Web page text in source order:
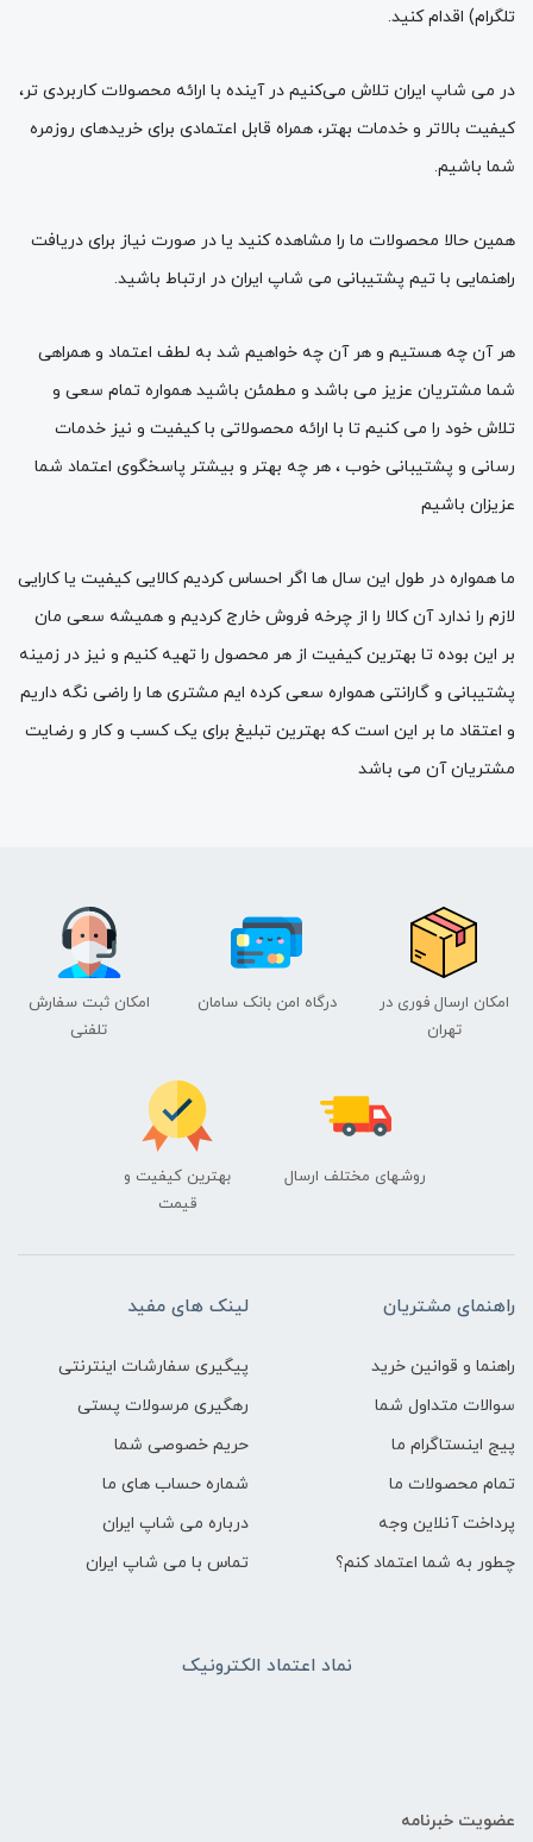
تلگرام) اقدام کنید.
در می شاپ ایران تلاش می‌کنیم در آینده با ارائه محصولات کاربردی‌ تر،
کیفیت بالاتر و خدمات بهتر، همراه قابل اعتمادی برای خریدهای روزمره
شما باشیم.
همین حالا محصولات ما را مشاهده کنید یا در صورت نیاز برای دریافت
راهنمایی با تیم پشتیبانی می شاپ ایران در ارتباط باشید.
هر آن چه هستیم و هر آن چه خواهیم شد به لطف اعتماد و همراهی
شما مشتریان عزیز می باشد و مطمئن باشید همواره تمام سعی و
تلاش خود را می کنیم تا با ارائه محصولاتی با کیفیت و نیز خدمات
رسانی و پشتیبانی خوب ، هر چه بهتر و بیشتر پاسخگوی اعتماد شما
عزیزان باشیم
ما همواره در طول این سال ها اگر احساس کردیم کالایی کیفیت یا کارایی
لازم را ندارد آن کالا را از چرخه فروش خارج کردیم و همیشه سعی مان
بر این بوده تا بهترین کیفیت از هر محصول را تهیه کنیم و نیز در زمینه
پشتیبانی و گارانتی همواره سعی کرده ایم مشتری ها را راضی نگه داریم
و اعتقاد ما بر این است که بهترین تبلیغ برای یک کسب و کار و رضایت
مشتریان آن می باشد
امکان ارسال فوری در
تهران
درگاه امن بانک سامان
امکان ثبت سفارش
تلفنی
روشهای مختلف ارسال
بهترین کیفیت و
قیمت
راهنمای مشتریان
راهنما و قوانین خرید
سوالات متداول شما
پیج اینستاگرام ما
تمام محصولات ما
پرداخت آنلاین وجه
چطور به شما اعتماد کنم؟
لینک های مفید
پیگیری سفارشات اینترنتی
رهگیری مرسولات پستی
حریم خصوصی شما
شماره حساب های ما
درباره می شاپ ایران
تماس با می شاپ ایران
نماد اعتماد الکترونیک
عضویت خبرنامه